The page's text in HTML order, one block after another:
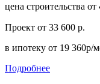
цена строительства от
Проект от 33 600 р.
в ипотеку от 19 360р/
Подробнее